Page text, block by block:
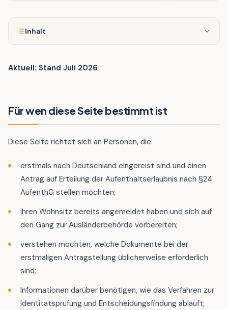
Inhalt
Aktuell: Stand Juli 2026
Für wen diese Seite bestimmt ist
Diese Seite richtet sich an Personen, die:
erstmals nach Deutschland eingereist sind und einen
Antrag auf Erteilung der Aufenthaltserlaubnis nach §24
AufenthG stellen möchten;
ihren Wohnsitz bereits angemeldet haben und sich auf
den Gang zur Ausländerbehörde vorbereiten;
verstehen möchten, welche Dokumente bei der
erstmaligen Antragstellung üblicherweise erforderlich
sind;
Informationen darüber benötigen, wie das Verfahren zur
Identitätsprüfung und Entscheidungsfindung abläuft;